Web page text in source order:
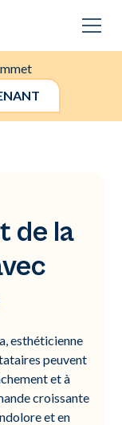
de la
esthéticienne
peuvent
et à
croissante
et en